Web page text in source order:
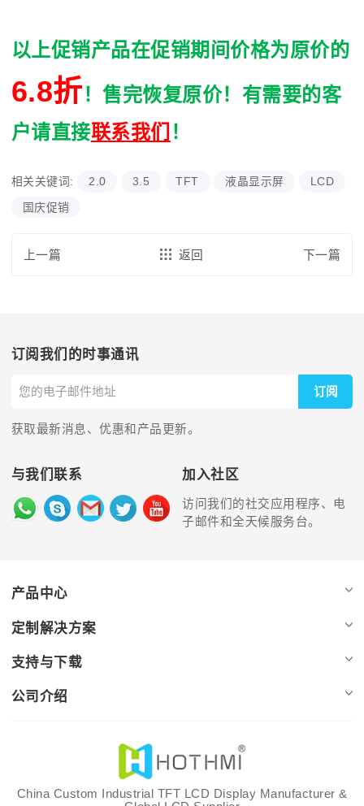
以上促销产品在促销期间价格为原价的
6.8折！售完恢复原价！有需要的客
户请直接联系我们 ！
相关关键词: 2.0 3.5 TFT 液晶显示屏 LCD
国庆促销
上一篇 返回 下一篇
订阅我们的时事通讯
订阅
获取最新消息、优惠和产品更新。
与我们联系 加入社区
访问我们的社交应用程序、电
子邮件和全天候服务台。
产品中心
定制解决方案
支持与下载
公司介绍
China Custom Industrial TFT LCD Display Manufacturer &